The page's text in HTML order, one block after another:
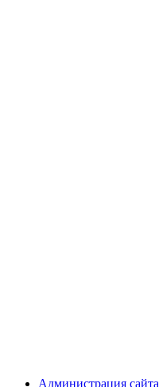
Администрация сайта